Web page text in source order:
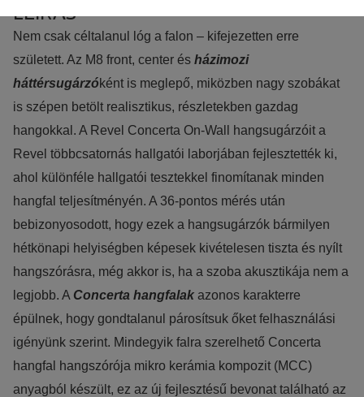
LEÍRÁS
Nem csak céltalanul lóg a falon – kifejezetten erre
született. Az M8 front, center és házimozi
háttérsugárzóként is meglepő, miközben nagy szobákat
is szépen betölt realisztikus, részletekben gazdag
hangokkal. A Revel Concerta On-Wall hangsugárzóit a
Revel többcsatornás hallgatói laborjában fejlesztették ki,
ahol különféle hallgatói tesztekkel finomítanak minden
hangfal teljesítményén. A 36-pontos mérés után
bebizonyosodott, hogy ezek a hangsugárzók bármilyen
hétkönapi helyiségben képesek kivételesen tiszta és nyílt
hangszórásra, még akkor is, ha a szoba akusztikája nem a
legjobb. A Concerta hangfalak azonos karakterre
épülnek, hogy gondtalanul párosítsuk őket felhasználási
igényünk szerint. Mindegyik falra szerelhető Concerta
hangfal hangszórója mikro kerámia kompozit (MCC)
anyagból készült, ez az új fejlesztésű bevonat található az
Ezek nélkül a weboldalt nem lehet megtekinteni.
A weboldal statisztikáinak elemzésével tudjuk weboldalunkat
hatékonyabbá tenni, hogy a lehető legmagasabb felhasználói
élményt nyújtsuk kedves látogatóinknak. Ezért gyűjtünk
statisztikai adatokat a Google Analytics segítségével, amely
kizárólag az IP címeket tárolja a személyes adatok közül.
Reklámcélú:
Azért települnek ezek a sütik, hogy a felhasználót számára
egyedi, releváns, érdeklődési körébe tartozó
reklámajánlatokkal tudjuk megcélozni.